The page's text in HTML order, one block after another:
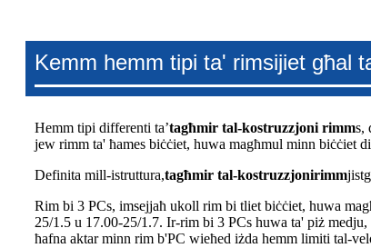
Kemm hemm tipi ta' rimsijiet għal
Hemm tipi differenti ta’tagħmir tal-kostruzzjoni rimms,
jew rimm ta' ħames biċċiet, huwa magħmul minn biċċiet
Definita mill-istruttura,tagħmir tal-kostruzzjonirimm
Rim bi 3 PCs, imsejjaħ ukoll rim bi tliet biċċiet, huwa
25/1.5 u 17.00-25/1.7. Ir-rim bi 3 PCs huwa ta' piż
ħafna aktar minn rim b'PC wieħed iżda hemm limiti tal-